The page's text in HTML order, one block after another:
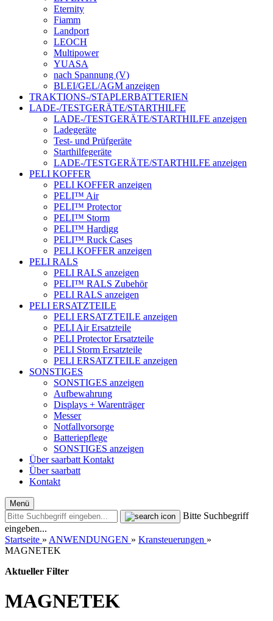
Eternity
Fiamm
Landport
LEOCH
Multipower
YUASA
nach Spannung (V)
BLEI/GEL/AGM anzeigen
TRAKTIONS-/STAPLERBATTERIEN
LADE-/TESTGERÄTE/STARTHILFE
LADE-/TESTGERÄTE/STARTHILFE anzeigen
Ladegeräte
Test- und Prüfgeräte
Starthilfegeräte
LADE-/TESTGERÄTE/STARTHILFE anzeigen
PELI KOFFER
PELI KOFFER anzeigen
PELI™ Air
PELI™ Protector
PELI™ Storm
PELI™ Hardigg
PELI™ Ruck Cases
PELI KOFFER anzeigen
PELI RALS
PELI RALS anzeigen
PELI™ RALS Zubehör
PELI RALS anzeigen
PELI ERSATZTEILE
PELI ERSATZTEILE anzeigen
PELI Air Ersatzteile
PELI Protector Ersatzteile
PELI Storm Ersatzteile
PELI ERSATZTEILE anzeigen
SONSTIGES
SONSTIGES anzeigen
Aufbewahrung
Displays + Warenträger
Messer
Notfallvorsorge
Batteriepflege
SONSTIGES anzeigen
Über saarbatt Kontakt
Über saarbatt
Kontakt
Menü
Bitte Suchbegriff
eingeben...
Startseite » ANWENDUNGEN » Kransteuerungen »
MAGNETEK
Aktueller Filter
MAGNETEK